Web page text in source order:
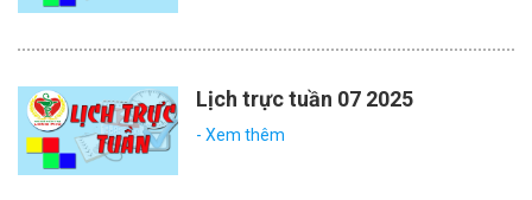
Lịch trực tuần 07 2025
- Xem thêm